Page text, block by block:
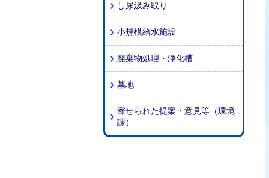
し尿汲み取り
小規模給水施設
廃棄物処理・浄化槽
墓地
寄せられた提案・意見等（環境
課）